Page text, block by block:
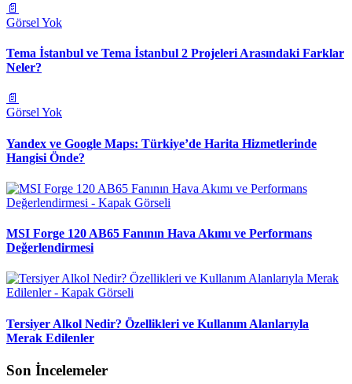
📄
Görsel Yok
Tema İstanbul ve Tema İstanbul 2 Projeleri Arasındaki Farklar
Neler?
📄
Görsel Yok
Yandex ve Google Maps: Türkiye’de Harita Hizmetlerinde
Hangisi Önde?
MSI Forge 120 AB65 Fanının Hava Akımı ve Performans
Değerlendirmesi
Tersiyer Alkol Nedir? Özellikleri ve Kullanım Alanlarıyla
Merak Edilenler
Son İncelemeler